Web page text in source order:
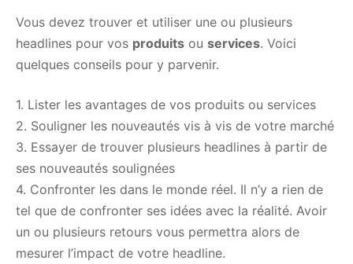
Vous devez trouver et utiliser une ou plusieurs
headlines pour vos produits ou services. Voici
quelques conseils pour y parvenir.
1. Lister les avantages de vos produits ou services
2. Souligner les nouveautés vis à vis de votre marché
3. Essayer de trouver plusieurs headlines à partir de
ses nouveautés soulignées
4. Confronter les dans le monde réel. Il n’y a rien de
tel que de confronter ses idées avec la réalité. Avoir
un ou plusieurs retours vous permettra alors de
mesurer l’impact de votre headline.